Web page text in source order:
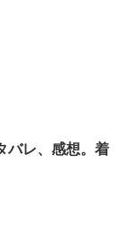
バレ、感想。着